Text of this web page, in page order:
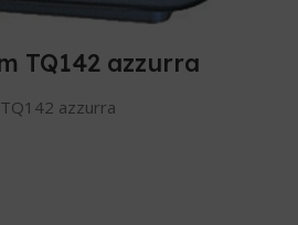
TQ142 azzurra
azzurra